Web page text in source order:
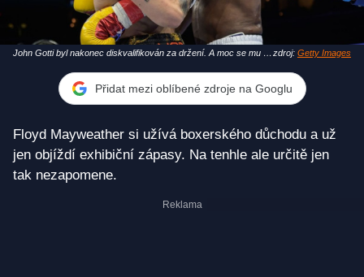
John Gotti byl nakonec diskvalifikován za držení. A moc se mu to zdroj: Getty Images
Přidat mezi oblíbené zdroje na Googlu
Floyd Mayweather si užívá boxerského důchodu a už
jen objíždí exhibiční zápasy. Na tenhle ale určitě jen
tak nezapomene.